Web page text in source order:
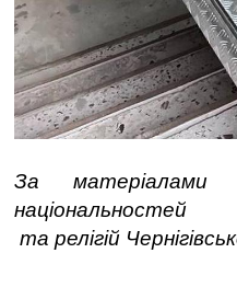
За матеріалами
національностей
та релігій